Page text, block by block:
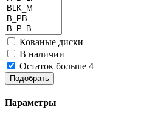
Кованые диски
В наличии
Остаток больше 4
Подобрать
Параметры